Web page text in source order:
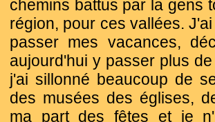
chemins battus par la gens
région, pour ces vallées.
passer mes vacances,
aujourd'hui y passer plus
j'ai sillonné beaucoup de
des musées des églises,
ma part des fêtes et je